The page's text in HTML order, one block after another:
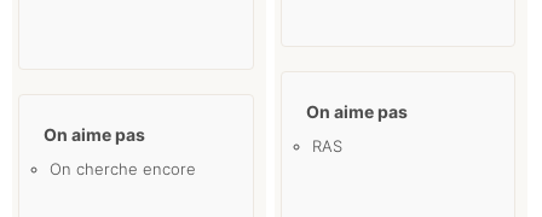
On aime pas
On cherche encore
On aime pas
RAS